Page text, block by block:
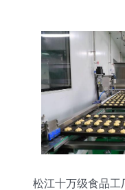
松江十万级食品工